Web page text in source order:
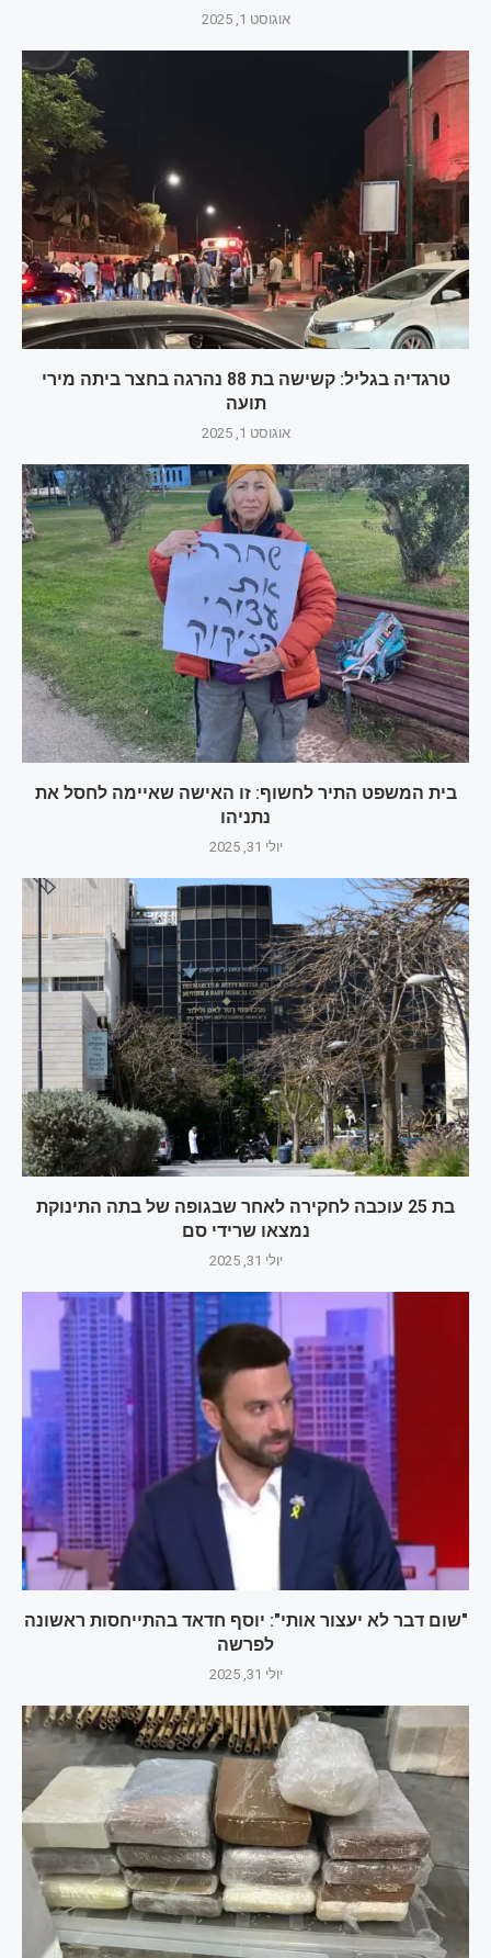
אוגוסט 1, 2025
טרגדיה בגליל: קשישה בת 88 נהרגה בחצר ביתה מירי
תועה
אוגוסט 1, 2025
בית המשפט התיר לחשוף: זו האישה שאיימה לחסל את
נתניהו
יולי 31, 2025
בת 25 עוכבה לחקירה לאחר שבגופה של בתה התינוקת
נמצאו שרידי סם
יולי 31, 2025
"שום דבר לא יעצור אותי": יוסף חדאד בהתייחסות ראשונה
לפרשה
יולי 31, 2025